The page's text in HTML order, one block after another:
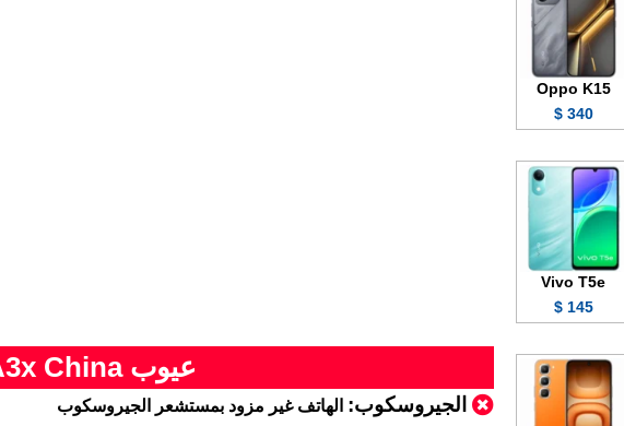
عيوب Oppo A3x China
الجيروسكوب: الهاتف غير مزود بمستشعر الجيروسكوب
Oppo K15
340 $
Vivo T5e
145 $